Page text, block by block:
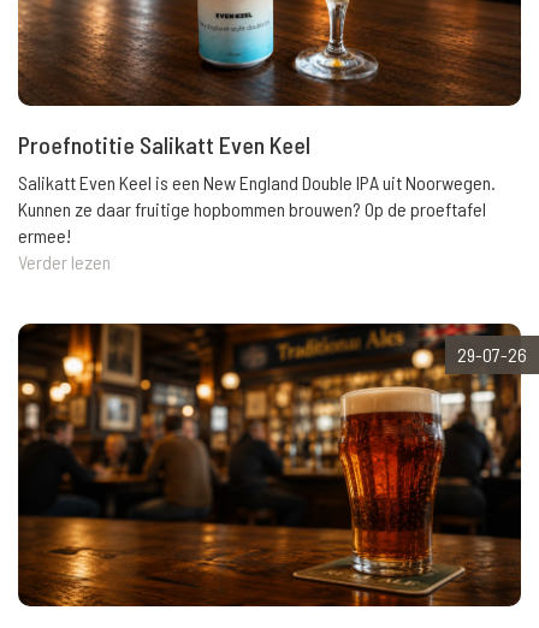
Proefnotitie Salikatt Even Keel
Salikatt Even Keel is een New England Double IPA uit Noorwegen.
Kunnen ze daar fruitige hopbommen brouwen? Op de proeftafel
ermee!
Verder lezen
29-07-26